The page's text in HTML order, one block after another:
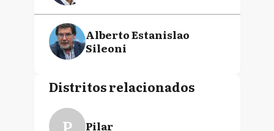
Alberto Estanislao
Sileoni
Distritos relacionados
P Pilar